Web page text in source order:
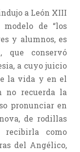
a León XIII
de “los
y alumnos, es
que conservó
a cuyo juicio
la vida y en el
no recuerda la
pronunciar en
de rodillas
como
del Angélico,